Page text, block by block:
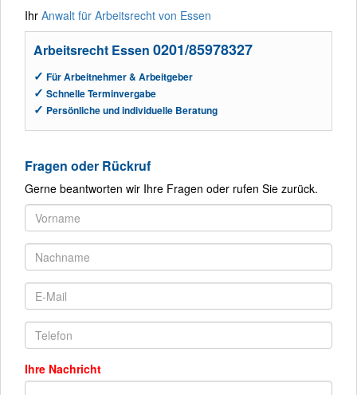
Ihr Anwalt für Arbeitsrecht von Essen
Arbeitsrecht Essen 0201/85978327
✓ Für Arbeitnehmer & Arbeitgeber
✓ Schnelle Terminvergabe
✓ Persönliche und individuelle Beratung
Fragen oder Rückruf
Gerne beantworten wir Ihre Fragen oder rufen Sie zurück.
Ihre Nachricht